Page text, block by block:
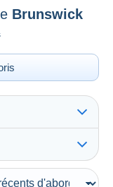
Brunswick